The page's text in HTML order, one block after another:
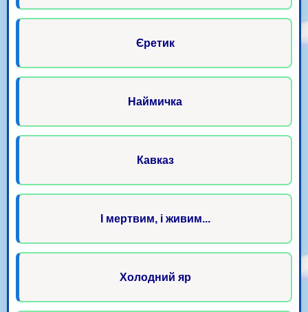
Єретик
Наймичка
Кавказ
І мертвим, і живим...
Холодний яр